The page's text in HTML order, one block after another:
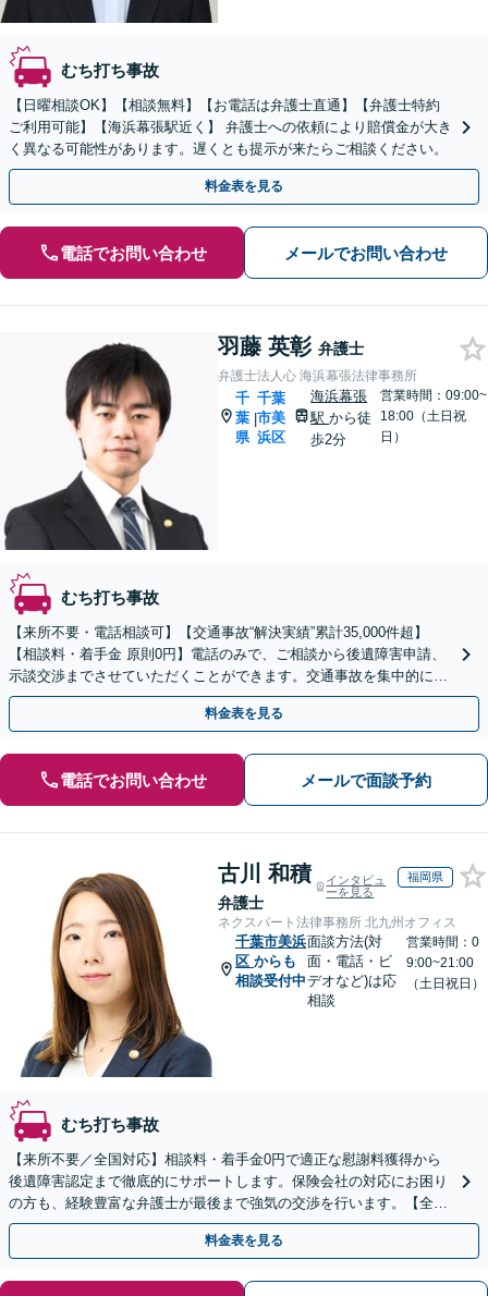
むち打ち事故
【日曜相談OK】【相談無料】【お電話は弁護士直通】【弁護士特約
ご利用可能】【海浜幕張駅近く】 弁護士への依頼により賠償金が大き
く異なる可能性があります。遅くとも提示が来たらご相談ください。
料金表を見る
電話でお問い合わせ メールでお問い合わせ
羽藤 英彰 弁護士
弁護士法人心 海浜幕張法律事務所
千
葉
県
|
千葉
市美
浜区
海浜幕張
駅から徒
歩2分
営業時間：09:00~
18:00（土日祝
日）
むち打ち事故
【来所不要・電話相談可】【交通事故“解決実績”累計35,000件超】
【相談料・着手金 原則0円】電話のみで、ご相談から後遺障害申請、
示談交渉までさせていただくことができます。交通事故を集中的に取
り扱っている弁護士が全力でサポート！
料金表を見る
電話でお問い合わせ メールで面談予約
古川 和積
弁護士
インタビュ
ーを見る
福岡県
ネクスパート法律事務所 北九州オフィス
千葉市美浜
区 からも
相談受付中
面談方法(対
面・電話・ビ
デオなど)は応
相談
営業時間：0
9:00~21:00
（土日祝日）
むち打ち事故
【来所不要／全国対応】相談料・着手金0円で適正な慰謝料獲得から
後遺障害認定まで徹底的にサポートします。保険会社の対応にお困り
の方も、経験豊富な弁護士が最後まで強気の交渉を行います。【全国
13拠点】お気軽にご相談ください。
料金表を見る